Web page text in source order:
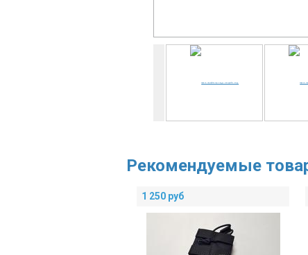
Рекомендуемые
1 250 руб